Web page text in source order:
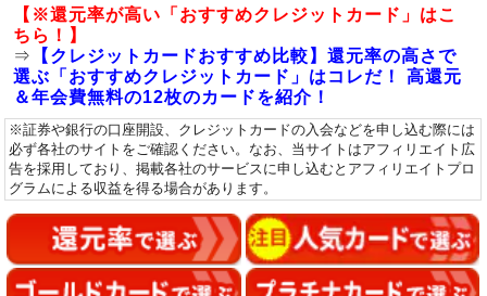
【※還元率が高い「おすすめクレジットカード」はこ
ちら！】
⇒
【クレジットカードおすすめ比較】還元率の高さで
選ぶ「おすすめクレジットカード」はコレだ！ 高還元
＆年会費無料の12枚のカードを紹介！
※証券や銀行の口座開設、クレジットカードの入会などを申し込む際には
必ず各社のサイトをご確認ください。なお、当サイトはアフィリエイト広
告を採用しており、掲載各社のサービスに申し込むとアフィリエイトプロ
グラムによる収益を得る場合があります。